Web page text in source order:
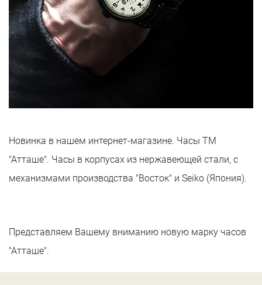
Новинка в нашем интернет-магазине. Часы ТМ
"Атташе". Часы в корпусах из нержавеющей стали, с
механизмами производства "Восток" и Seiko (Япония).
Представляем Вашему вниманию новую марку часов
"Атташе".